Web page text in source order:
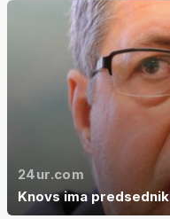
24ur.com
Knovs ima